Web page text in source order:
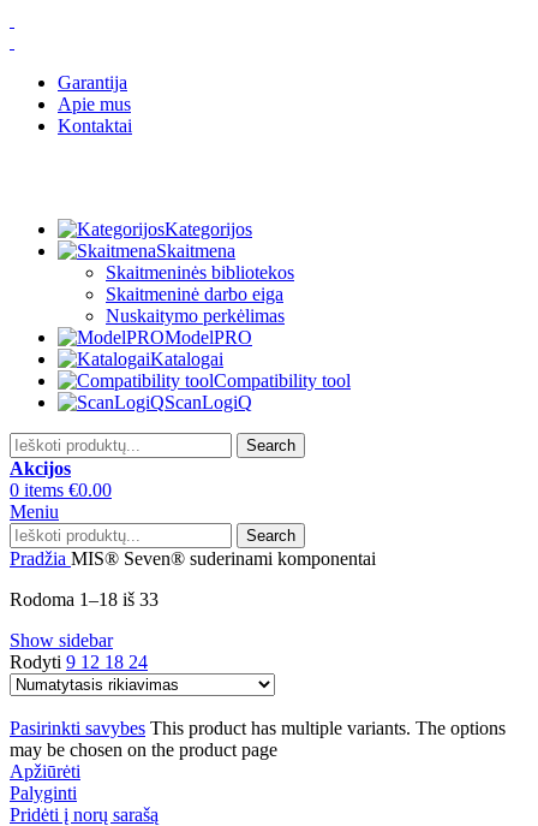
Garantija
Apie mus
Kontaktai
Kategorijos
Skaitmena
Skaitmeninės bibliotekos
Skaitmeninė darbo eiga
Nuskaitymo perkėlimas
ModelPRO
Katalogai
Compatibility tool
ScanLogiQ
Search
Akcijos
0 items €0.00
Meniu
Search
Pradžia MIS® Seven® suderinami komponentai
Rodoma 1–18 iš 33
Show sidebar
Rodyti 9 12 18 24
Pasirinkti savybes This product has multiple variants. The options
may be chosen on the product page
Apžiūrėti
Palyginti
Pridėti į norų sarašą